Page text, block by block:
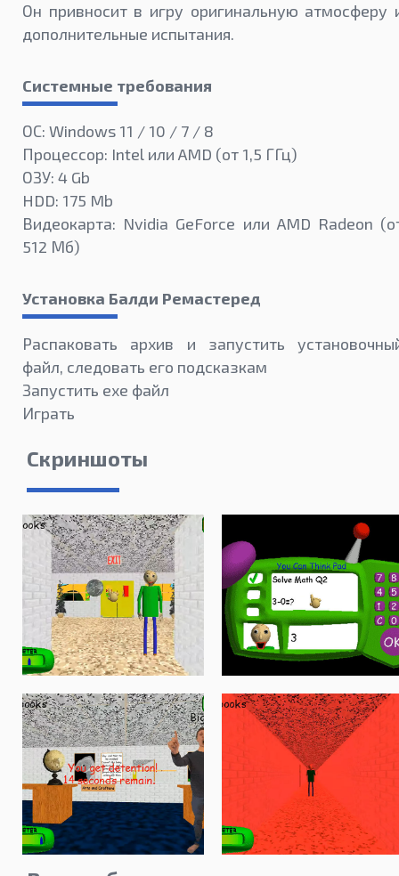
Он привносит в игру оригинальную атмосферу
дополнительные испытания.
Системные требования
ОС: Windows 11 / 10 / 7 / 8
Процессор: Intel или AMD (от 1,5 ГГц)
ОЗУ: 4 Gb
HDD: 175 Mb
Видеокарта: Nvidia GeForce или AMD Radeon
512 Мб)
Установка Балди Ремастеред
Распаковать архив и запустить
файл, следовать его подсказкам
Запустить exe файл
Играть
Скриншоты